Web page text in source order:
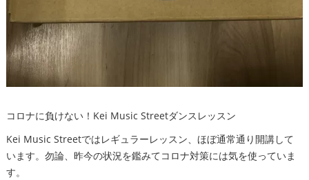
コロナに負けない！Kei Music Streetダンスレッスン
Kei Music Streetではレギュラーレッスン、ほぼ通常通り開講して
います。勿論、昨今の状況を鑑みてコロナ対策には気を使っていま
す。